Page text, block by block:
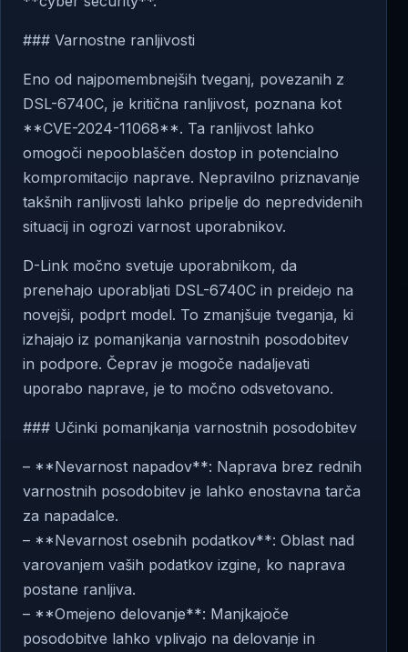
### Varnostne ranljivosti
Eno od najpomembnejših tveganj, povezanih z
DSL-6740C, je kritična ranljivost, poznana kot
**CVE-2024-11068**. Ta ranljivost lahko
omogoči nepooblaščen dostop in potencialno
kompromitacijo naprave. Nepravilno priznavanje
takšnih ranljivosti lahko pripelje do nepredvidenih
situacij in ogrozi varnost uporabnikov.
D-Link močno svetuje uporabnikom, da
prenehajo uporabljati DSL-6740C in preidejo na
novejši, podprt model. To zmanjšuje tveganja, ki
izhajajo iz pomanjkanja varnostnih posodobitev
in podpore. Čeprav je mogoče nadaljevati
uporabo naprave, je to močno odsvetovano.
### Učinki pomanjkanja varnostnih posodobitev
– **Nevarnost napadov**: Naprava brez rednih
varnostnih posodobitev je lahko enostavna tarča
za napadalce.
– **Nevarnost osebnih podatkov**: Oblast nad
varovanjem vaših podatkov izgine, ko naprava
postane ranljiva.
– **Omejeno delovanje**: Manjkajoče
posodobitve lahko vplivajo na delovanje in